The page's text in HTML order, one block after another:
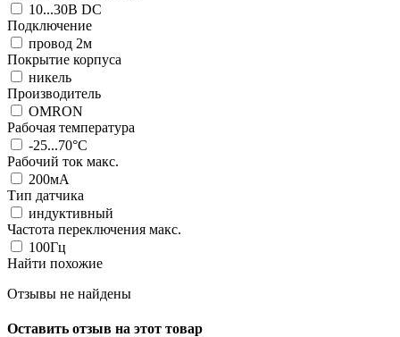
10...30В DC
Подключение
провод 2м
Покрытие корпуса
никель
Производитель
OMRON
Рабочая температура
-25...70°C
Рабочий ток макс.
200мА
Тип датчика
индуктивный
Частота переключения макс.
100Гц
Найти похожие
Отзывы не найдены
Оставить отзыв на этот товар